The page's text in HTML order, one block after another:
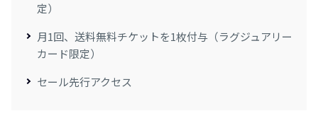
定）
月1回、送料無料チケットを1枚付与（ラグジュアリー
カード限定）
セール先行アクセス